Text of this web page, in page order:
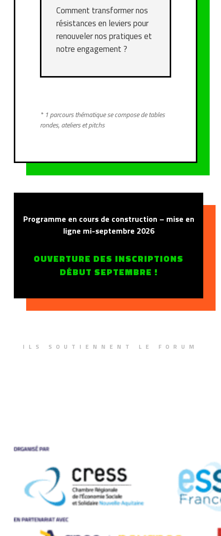
Comment transformer nos
résistances en leviers pour
renouveler nos pratiques et
notre engagement ?
* 1 parcours thématique se compose de tables
rondes, ateliers et pitchs
Programme en cours de construction – mise en
ligne mi-septembre 2026
OUVERTURE DES INSCRIPTIONS
DÉBUT SEPTEMBRE !
ILS SOUTIENNENT LE FORUM